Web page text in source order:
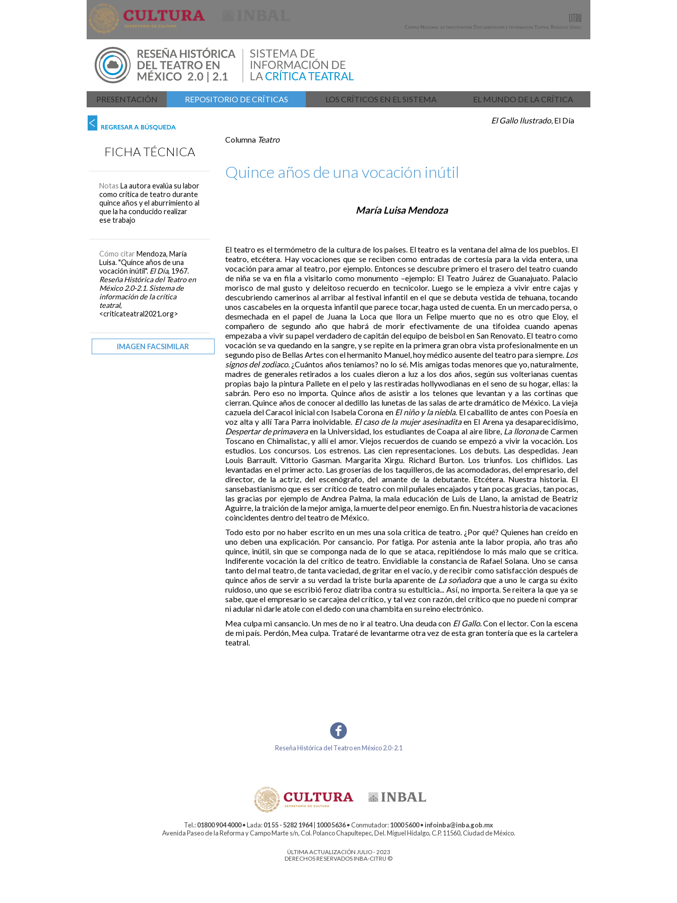
PRESENTACIÓN REPOSITORIO DE CRÍTICAS LOS CRÍTICOS EN EL SISTEMA EL MUNDO DE LA CRÍTICA
FICHA TÉCNICA
Notas La autora evalúa su labor
como crítica de teatro durante
quince años y el aburrimiento al
que la ha conducido realizar
ese trabajo
Cómo citar Mendoza, María
Luisa. "Quince años de una
vocación inútil". El Día, 1967.
Reseña Histórica del Teatro en
México 2.0-2.1. Sistema de
información de la crítica
teatral,
<criticateatral2021.org>
IMAGEN FACSIMILAR
El Gallo Ilustrado, El Día
Columna Teatro
Quince años de una vocación inútil
María Luisa Mendoza
El teatro es el termómetro de la cultura de los países. El teatro es la ventana del alma de los pueblos. El
teatro, etcétera. Hay vocaciones que se reciben como entradas de cortesía para la vida entera, una
vocación para amar al teatro, por ejemplo. Entonces se descubre primero el trasero del teatro cuando
de niña se va en fila a visitarlo como monumento –ejemplo: El Teatro Juárez de Guanajuato. Palacio
morisco de mal gusto y deleitoso recuerdo en tecnicolor. Luego se le empieza a vivir entre cajas y
descubriendo camerinos al arribar al festival infantil en el que se debuta vestida de tehuana, tocando
unos cascabeles en la orquesta infantil que parece tocar, haga usted de cuenta. En un mercado persa, o
desmechada en el papel de Juana la Loca que llora un Felipe muerto que no es otro que Eloy, el
compañero de segundo año que habrá de morir efectivamente de una tifoidea cuando apenas
empezaba a vivir su papel verdadero de capitán del equipo de beisbol en San Renovato. El teatro como
vocación se va quedando en la sangre, y se repite en la primera gran obra vista profesionalmente en un
segundo piso de Bellas Artes con el hermanito Manuel, hoy médico ausente del teatro para siempre. Los
signos del zodiaco. ¿Cuántos años teníamos? no lo sé. Mis amigas todas menores que yo, naturalmente,
madres de generales retirados a los cuales dieron a luz a los dos años, según sus volterianas cuentas
propias bajo la pintura Pallete en el pelo y las restiradas hollywodianas en el seno de su hogar, ellas: la
sabrán. Pero eso no importa. Quince años de asistir a los telones que levantan y a las cortinas que
cierran. Quince años de conocer al dedillo las lunetas de las salas de arte dramático de México. La vieja
cazuela del Caracol inicial con Isabela Corona en El niño y la niebla. El caballito de antes con Poesía en
voz alta y allí Tara Parra inolvidable. El caso de la mujer asesinaditaen El Arena ya desaparecidísimo,
Despertar de primaveraen la Universidad, los estudiantes de Coapa al aire libre, La lloronade Carmen
Toscano en Chimalistac, y allí el amor. Viejos recuerdos de cuando se empezó a vivir la vocación. Los
estudios. Los concursos. Los estrenos. Las cien representaciones. Los debuts. Las despedidas. Jean
Louis Barrault. Vittorio Gasman. Margarita Xirgu. Richard Burton. Los triunfos. Los chiflidos. Las
levantadas en el primer acto. Las groserías de los taquilleros, de las acomodadoras, del empresario, del
director, de la actriz, del escenógrafo, del amante de la debutante. Etcétera. Nuestra historia. El
sansebastianismo que es ser crítico de teatro con mil puñales encajados y tan pocas gracias, tan pocas,
las gracias por ejemplo de Andrea Palma, la mala educación de Luis de Llano, la amistad de Beatriz
Aguirre, la traición de la mejor amiga, la muerte del peor enemigo. En fin. Nuestra historia de vacaciones
coincidentes dentro del teatro de México.
Todo esto por no haber escrito en un mes una sola critica de teatro. ¿Por qué? Quienes han creído en
uno deben una explicación. Por cansancio. Por fatiga. Por astenia ante la labor propia, año tras año
quince, inútil, sin que se componga nada de lo que se ataca, repitiéndose lo más malo que se critica.
Indiferente vocación la del crítico de teatro. Envidiable la constancia de Rafael Solana. Uno se cansa
tanto del mal teatro, de tanta vaciedad, de gritar en el vacío, y de recibir como satisfacción después de
quince años de servir a su verdad la triste burla aparente de La soñadoraque a uno le carga su éxito
ruidoso, uno que se escribió feroz diatriba contra su estulticia... Así, no importa. Se reitera la que ya se
sabe, que el empresario se carcajea del crítico, y tal vez con razón, del crítico que no puede ni comprar
ni adular ni darle atole con el dedo con una chambita en su reino electrónico.
Mea culpa mi cansancio. Un mes de no ir al teatro. Una deuda con El Gallo. Con el lector. Con la escena
de mi país. Perdón, Mea culpa. Trataré de levantarme otra vez de esta gran tontería que es la cartelera
teatral.
Reseña Histórica del Teatro en México 2.0-2.1
Tel.:01800 904 4000• Lada:01 55 - 5282 1964| 1000 5636• Conmutador:1000 5600•infoinba@inba.gob.mx
Avenida Paseo de la Reforma y Campo Marte s/n, Col. Polanco Chapultepec, Del. Miguel Hidalgo, C.P. 11560, Ciudad de México.
ÚLTIMA ACTUALIZACIÓN JULIO - 2023
DERECHOS RESERVADOS INBA-CITRU ©